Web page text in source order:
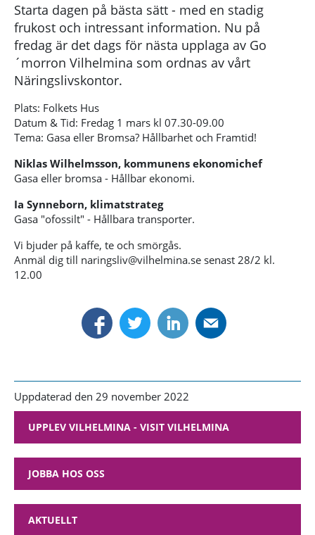
AKTUELLT
Starta dagen på bästa sätt - med en stadig
frukost och intressant information. Nu på
fredag är det dags för nästa upplaga av Go
´morron Vilhelmina som ordnas av vårt
Näringslivskontor.
Plats: Folkets Hus
Datum & Tid: Fredag 1 mars kl 07.30-09.00
Tema: Gasa eller Bromsa? Hållbarhet och Framtid!
Niklas Wilhelmsson, kommunens ekonomichef
Gasa eller bromsa - Hållbar ekonomi.
Ia Synneborn, klimatstrateg
Gasa "ofossilt" - Hållbara transporter.
Vi bjuder på kaffe, te och smörgås.
Anmäl dig till naringsliv@vilhelmina.se senast 28/2 kl.
12.00
Uppdaterad den 29 november 2022
UPPLEV VILHELMINA - VISIT VILHELMINA
JOBBA HOS OSS